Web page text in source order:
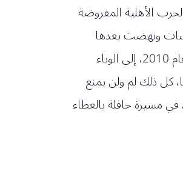
الأهلية المفروضة
حرب تموز 2006 حيث تهدّمت ثماني مؤسسات ونهضت بعدها
المبرات متحدّية بكل قوة وعزّة وإباء لتبدأ عامها الدراسي الرعائي عصيّة على الانهزام، إلى غياب مؤسسها العلاّمة المرجع فضل الله عام 2010، إلى الوباء
كل ذلك لم ولن يمنع
في مسيرة حافلة بالعطاء